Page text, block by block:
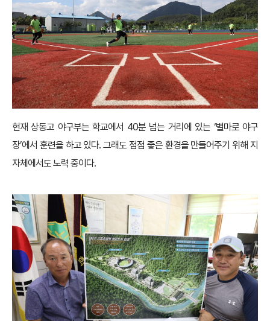
현재 상동고 야구부는 학교에서 40분 넘는 거리에 있는 ‘별마로 야구
장’에서 훈련을 하고 있다. 그래도 점점 좋은 환경을 만들어주기 위해 지
자체에서도 노력 중이다.